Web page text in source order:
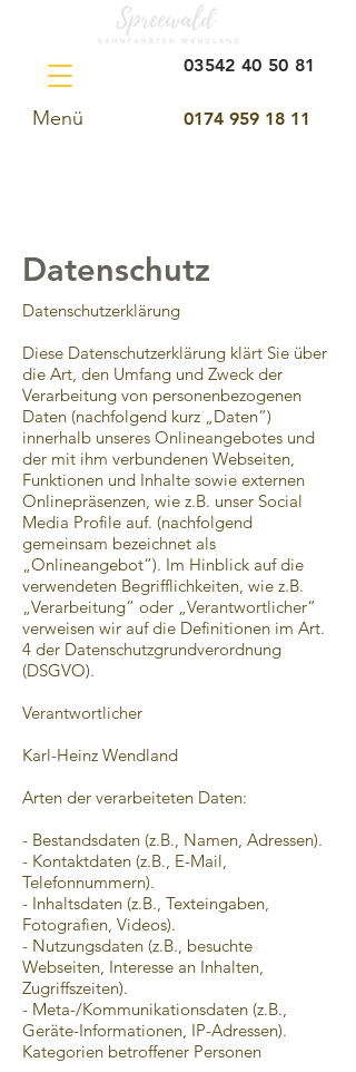
Menü
03542 40 50 81
0174 959 18 11
Datenschutz
Datenschutzerklärung
Diese Datenschutzerklärung klärt Sie über
die Art, den Umfang und Zweck der
Verarbeitung von personenbezogenen
Daten (nachfolgend kurz „Daten“)
innerhalb unseres Onlineangebotes und
der mit ihm verbundenen Webseiten,
Funktionen und Inhalte sowie externen
Onlinepräsenzen, wie z.B. unser Social
Media Profile auf. (nachfolgend
gemeinsam bezeichnet als
„Onlineangebot“). Im Hinblick auf die
verwendeten Begrifflichkeiten, wie z.B.
„Verarbeitung“ oder „Verantwortlicher“
verweisen wir auf die Definitionen im Art.
4 der Datenschutzgrundverordnung
(DSGVO).
Verantwortlicher
Karl-Heinz Wendland
Arten der verarbeiteten Daten:
- Bestandsdaten (z.B., Namen, Adressen).
- Kontaktdaten (z.B., E-Mail,
Telefonnummern).
- Inhaltsdaten (z.B., Texteingaben,
Fotografien, Videos).
- Nutzungsdaten (z.B., besuchte
Webseiten, Interesse an Inhalten,
Zugriffszeiten).
- Meta-/Kommunikationsdaten (z.B.,
Geräte-Informationen, IP-Adressen).
Kategorien betroffener Personen